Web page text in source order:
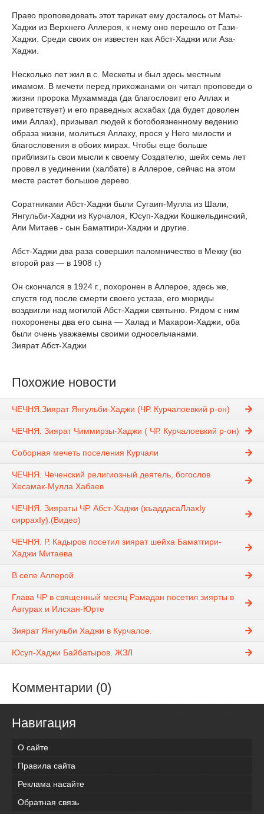
Право проповедовать этот тарикат ему досталось от Маты-
Хаджи из Верхнего Аллероя, к нему оно перешло от Гази-
Хаджи. Среди своих он известен как Абст-Хаджи или Аза-
Хаджи.
Несколько лет жил в с. Мескеты и был здесь местным
имамом. В мечети перед прихожанами он читал проповеди о
жизни пророка Мухаммада (да благословит его Аллах и
приветствует) и его праведных асхабах (да будет доволен
ими Аллах), призывал людей к богобоязненному ведению
образа жизни, молиться Аллаху, прося у Него милости и
благословения в обоих мирах. Чтобы еще больше
приблизить свои мысли к своему Создателю, шейх семь лет
провел в уединении (халбате) в Аллерое, сейчас на этом
месте растет большое дерево.
Соратниками Абст-Хаджи были Сугаип-Мулла из Шали,
Янгульби-Хаджи из Курчалоя, Юсуп-Хаджи Кошкельдинский,
Али Митаев - сын Баматгири-Хаджи и другие.
Абст-Хаджи два раза совершил паломничество в Мекку (во
второй раз — в 1908 г.)
Он скончался в 1924 г., похоронен в Аллерое, здесь же,
спустя год после смерти своего устаза, его мюриды
воздвигли над могилой Абст-Хаджи святыню. Рядом с ним
похоронены два его сына — Халад и Махарои-Хаджи, оба
были очень уважаемы своими односельчанами.
Зиярат Абст-Хаджи
Похожие новости
ЧЕЧНЯ.Зиярат Янгульби-Хаджи (ЧР. Курчалоевкий р-он)
ЧЕЧНЯ. Зиярат Чиммирзы-Хаджи ( ЧР. Курчалоевкий р-он)
Соборная мечеть поселения Курчали
ЧЕЧНЯ. Чеченский религиозный деятель, богослов
Хесамак-Мулла Хабаев
ЧЕЧНЯ. Зияраты ЧР. Абст-Хаджи (къаддасаЛлахIу
сиррахIу).(Видео)
ЧЕЧНЯ. Р. Кадыров посетил зиярат шейха Баматгири-
Хаджи Митаева
В селе Аллерой
Глава ЧР в священный месяц Рамадан посетил зиярты в
Автурах и Илсхан-Юрте
Зиярат Янгульби Хаджи в Курчалое.
Юсуп-Хаджи Байбатыров. ЖЗЛ
Комментарии (0)
Навигация
О сайте
Правила сайта
Реклама насайте
Обратная связь